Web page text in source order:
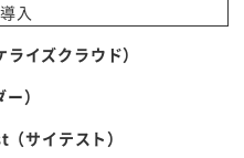
入
イズクラウド）
）
サイテスト）